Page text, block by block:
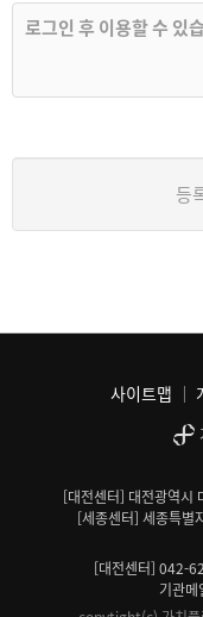
등
사이트맵
[대전센터] 대전광역시
[세종센터] 세종특별
[대전센터] 042-
기관